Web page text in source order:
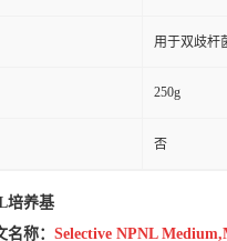
用于双歧杆
250g
否
培养基
称： Selective NPNL